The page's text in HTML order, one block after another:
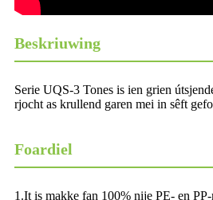
Beskriuwing
Serie UQS-3 Tones is ien grien
rjocht as krullend garen mei in sêft
Foardiel
1.It is makke fan 100% nije PE- en